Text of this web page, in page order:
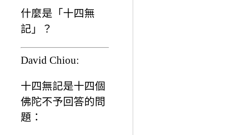
什麼是「十四無
記」？
David Chiou:
十四無記是十四個
佛陀不予回答的問
題：